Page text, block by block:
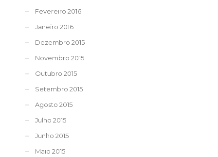
Fevereiro 2016
Janeiro 2016
Dezembro 2015
Novembro 2015
Outubro 2015
Setembro 2015
Agosto 2015
Julho 2015
Junho 2015
Maio 2015